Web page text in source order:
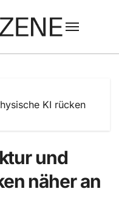
KI rücken
und
näher an